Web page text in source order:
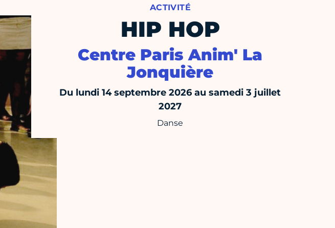
ACTIVITÉ
HIP HOP
Centre Paris Anim' La
Jonquière
Du lundi 14 septembre 2026 au samedi 3 juillet
2027
Danse